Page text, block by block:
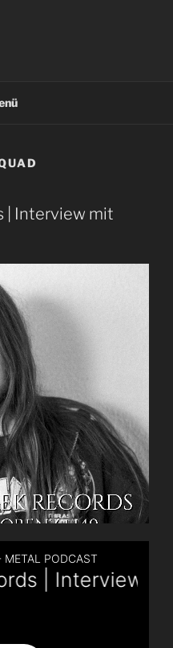
| Interview mit